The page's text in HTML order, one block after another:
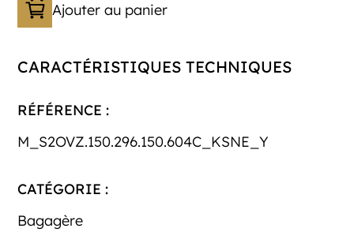
Ajouter au panier
CARACTÉRISTIQUES TECHNIQUES
RÉFÉRENCE :
M_S2OVZ.150.296.150.604C_KSNE_Y
CATÉGORIE :
Bagagère